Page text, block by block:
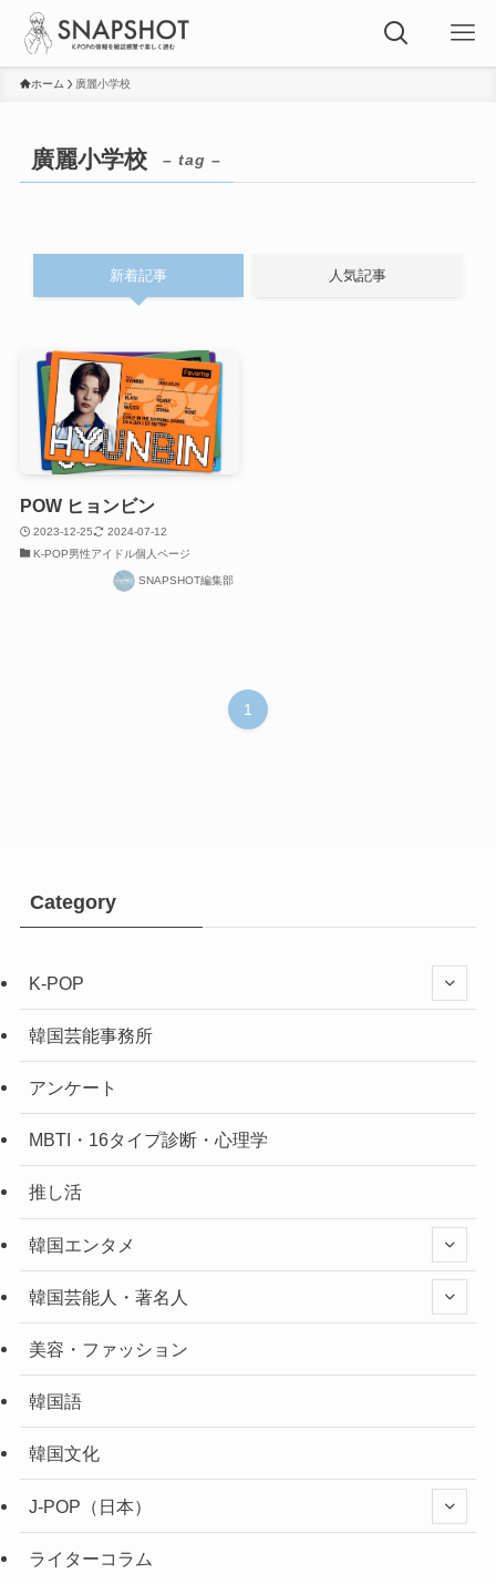
ホーム 廣麗小学校
廣麗小学校 – tag –
新着記事 人気記事
POW ヒョンビン
2023-12-25
2024-07-12
K-POP男性アイドル個人ページ
SNAPSHOT編集部
1
Category
K-POP
韓国芸能事務所
アンケート
MBTI・16タイプ診断・心理学
推し活
韓国エンタメ
韓国芸能人・著名人
美容・ファッション
韓国語
韓国文化
J-POP（日本）
ライターコラム